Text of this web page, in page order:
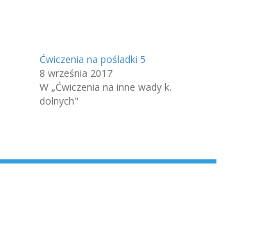
Ćwiczenia na pośladki 5
8 września 2017
W „Ćwiczenia na inne wady k.
dolnych"